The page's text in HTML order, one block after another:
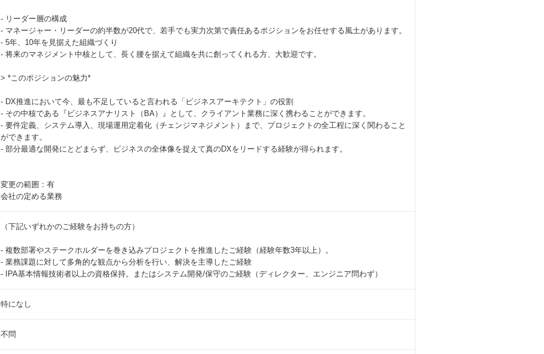
- リーダー層の構成
- マネージャー・リーダーの約半数が20代で、若手でも実力次第で責任あるポジションをお任せする風土があります。
- 5年、10年を見据えた組織づくり
- 将来のマネジメント中核として、長く腰を据えて組織を共に創ってくれる方、大歓迎です。
> *このポジションの魅力*
- DX推進において今、最も不足していると言われる「ビジネスアーキテクト」の役割
- その中核である『ビジネスアナリスト（BA）』として、クライアント業務に深く携わることができます。
- 要件定義、システム導入、現場運用定着化（チェンジマネジメント）まで、プロジェクトの全工程に深く関わること
ができます。
- 部分最適な開発にとどまらず、ビジネスの全体像を捉えて真のDXをリードする経験が得られます。
変更の範囲：有
会社の定める業務
（下記いずれかのご経験をお持ちの方）
- 複数部署やステークホルダーを巻き込みプロジェクトを推進したご経験（経験年数3年以上）。
- 業務課題に対して多角的な観点から分析を行い、解決を主導したご経験
- IPA基本情報技術者以上の資格保持。またはシステム開発/保守のご経験（ディレクター、エンジニア問わず）
特になし
不問